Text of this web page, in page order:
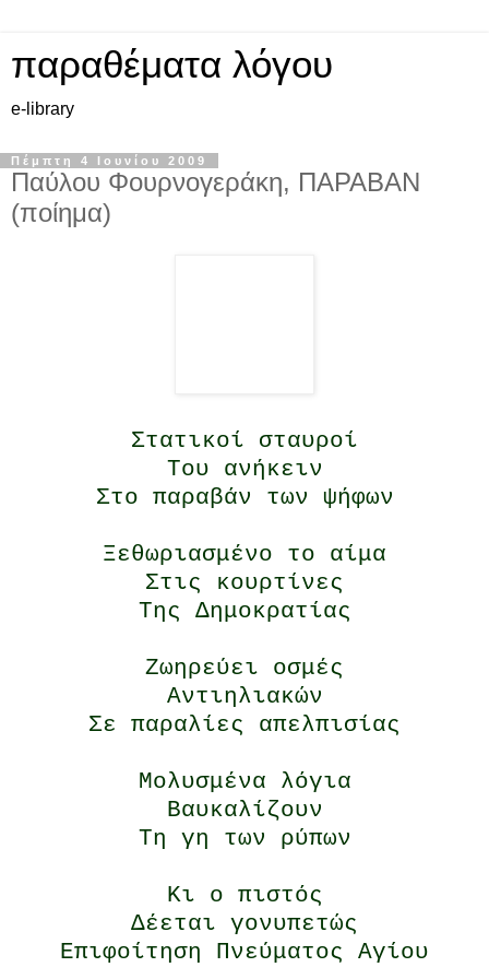
παραθέματα λόγου
e-library
Πέμπτη 4 Ιουνίου 2009
Παύλου Φουρνογεράκη, ΠΑΡΑΒΑΝ
(ποίημα)
Στατικοί σταυροί
Του ανήκειν
Στο παραβάν των ψήφων
Ξεθωριασμένο το αίμα
Στις κουρτίνες
Της Δημοκρατίας
Ζωηρεύει οσμές
Αντιηλιακών
Σε παραλίες απελπισίας
Μολυσμένα λόγια
Βαυκαλίζουν
Τη γη των ρύπων
Κι ο πιστός
Δέεται γονυπετώς
Επιφοίτηση Πνεύματος Αγίου